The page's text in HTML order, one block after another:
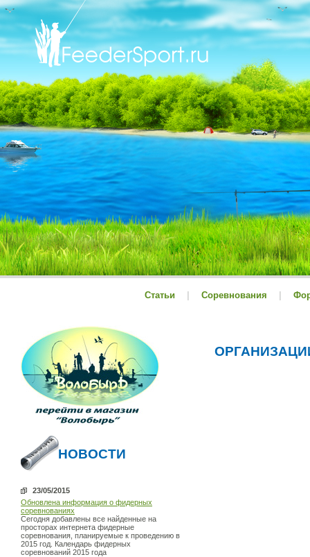
Статьи Соревнования
НОВОСТИ
23/05/2015
Обновлена информация о фидерных
соревнованиях
Сегодня добавлены все найденные на
просторах интернета фидерные
соревнования, планируемые к проведению в
2015 год. Календарь фидерных
соревнований 2015 года